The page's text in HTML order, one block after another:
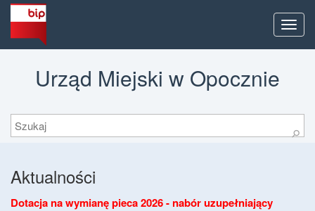
Menu
Urząd Miejski w Opocznie
Szukaj
⚲
Aktualności
Dotacja na wymianę pieca 2026 - nabór uzupełniający